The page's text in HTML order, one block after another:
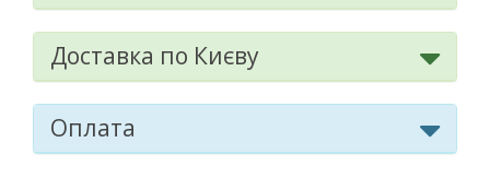
м.Київ, вул.Практична, 2
08:00-21:00
маршрут
1 шт.
м.Київ, пр.Тичини Павла, 16/2
08:00-21:00
маршрут
3 шт.
Доставка по Києву
Оплата